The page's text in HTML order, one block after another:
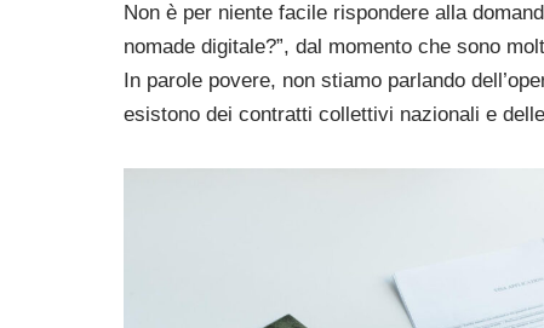
Non è per niente facile rispondere alla
nomade digitale?”, dal momento che sono
In parole povere, non stiamo parlando
esistono dei contratti collettivi nazionali e